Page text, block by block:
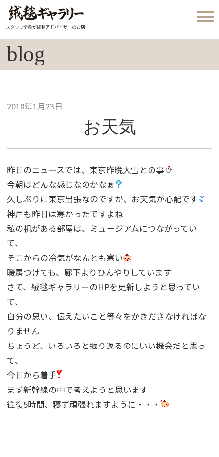
スタッフ全員が絨毯アドバイザーのお店
blog
2018年1月23日
お天気
昨日のニュースでは、東京昨晩大雪との事
今朝はどんな感じなのかなぁ
久しぶりに東京出張なのですが、お天気が心配です
神戸も昨日は寒かったですよね
私の机がある部屋は、ミュージアムにつながってい
て、
そこからの冷気がなんとも寒い
暖房つけても、廊下よりひんやりしています
さて、絨毯ギャラリーのHPを更新しようと思ってい
て、
自分の思い、伝えたいこと等々をかきださなければな
りません
ちょうど、いろいろと振り返るのにいい機会だと思っ
て、
今日から着手
まず新幹線の中で考えようと思います
往復5時間、寝ず頑張れますように・・・